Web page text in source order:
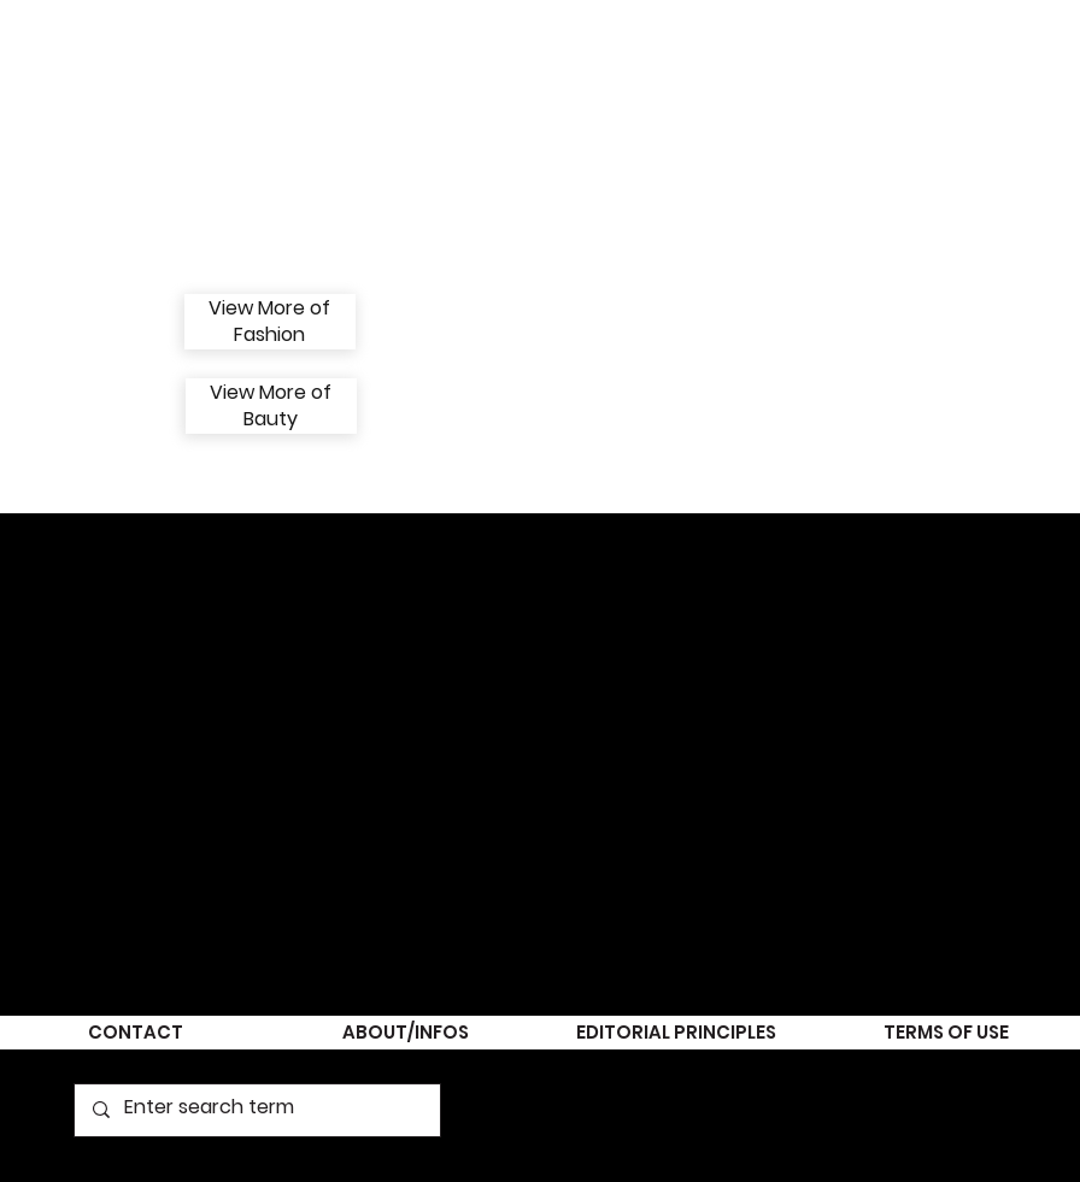
View More of
Fashion
View More of
Bauty
CONTACT ABOUT/INFOS EDITORIAL PRINCIPLES TERMS OF USE